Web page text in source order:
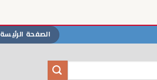
الصفحة الرئيسة